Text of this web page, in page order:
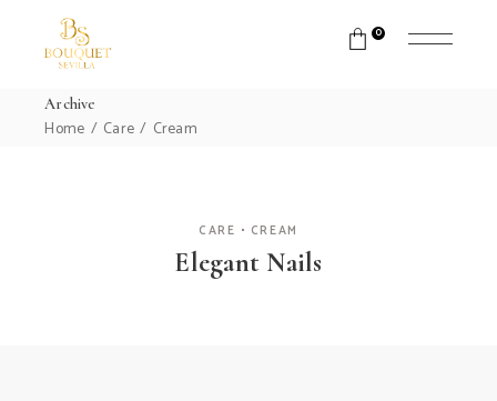
content
0
Archive
Home Care Cream
CARE CREAM
Elegant Nails